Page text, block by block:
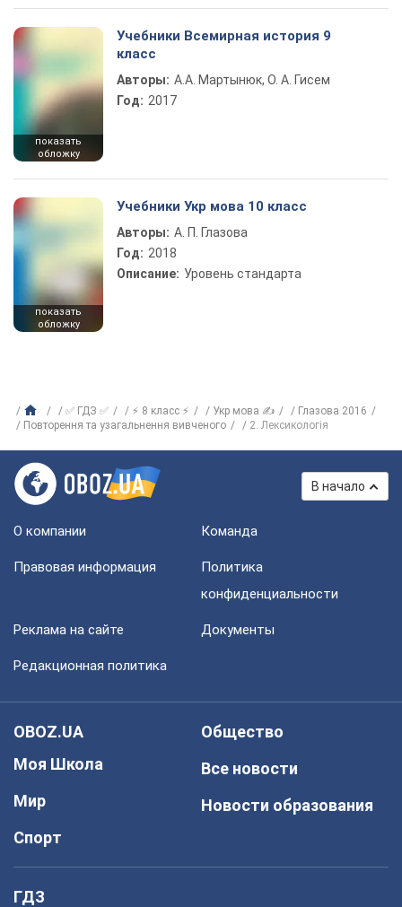
показать
обложку
Учебники Всемирная история 9
класс
Авторы: А.А. Мартынюк, О. А. Гисем
Год: 2017
показать
обложку
Учебники Укр мова 10 класс
Авторы: А. П. Глазова
Год: 2018
Описание: Уровень стандарта
✅ ГДЗ ✅ ⚡ 8 класс ⚡ Укр мова ✍
Глазова 2016
Повторення та узагальнення вивченого
2. Лексикологія
В начало
О компании Команда
Правовая информация
Политика
конфиденциальности
Реклама на сайте Документы
Редакционная политика
OBOZ.UA
Моя Школа
Мир
Спорт
Общество
Все новости
Новости образования
ГДЗ